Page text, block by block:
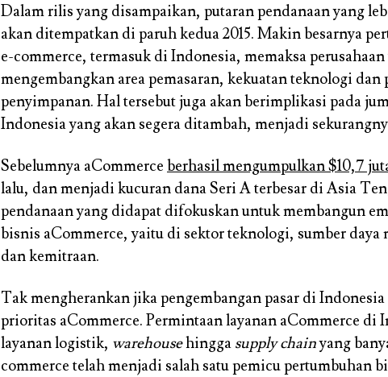
Dalam rilis yang disampaikan, putaran pendanaan yang
akan ditempatkan di paruh kedua 2015. Makin besarnya
e-commerce, termasuk di Indonesia, memaksa
mengembangkan area pemasaran, kekuatan teknologi dan
penyimpanan. Hal tersebut juga akan berimplikasi pada
Indonesia yang akan segera ditambah, menjadi
Sebelumnya aCommerce berhasil mengumpulkan $10,7
lalu, dan menjadi kucuran dana Seri A terbesar di Asia
pendanaan yang didapat difokuskan untuk membangun
bisnis aCommerce, yaitu di sektor teknologi, sumber
dan kemitraan.
Tak mengherankan jika pengembangan pasar di
prioritas aCommerce. Permintaan layanan aCommerce di
layanan logistik, warehousehingga supply chainyang
commerce telah menjadi salah satu pemicu pertumbuhan